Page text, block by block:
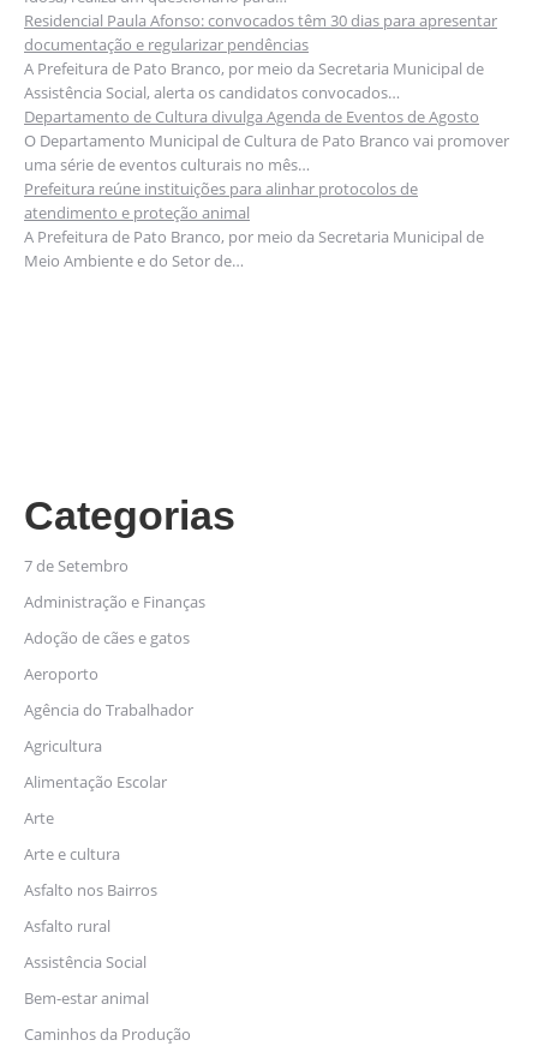
Residencial Paula Afonso: convocados têm 30 dias para apresentar
documentação e regularizar pendências
A Prefeitura de Pato Branco, por meio da Secretaria Municipal de
Assistência Social, alerta os candidatos convocados…
Departamento de Cultura divulga Agenda de Eventos de Agosto
O Departamento Municipal de Cultura de Pato Branco vai promover
uma série de eventos culturais no mês…
Prefeitura reúne instituições para alinhar protocolos de
atendimento e proteção animal
A Prefeitura de Pato Branco, por meio da Secretaria Municipal de
Meio Ambiente e do Setor de…
Categorias
7 de Setembro
Administração e Finanças
Adoção de cães e gatos
Aeroporto
Agência do Trabalhador
Agricultura
Alimentação Escolar
Arte
Arte e cultura
Asfalto nos Bairros
Asfalto rural
Assistência Social
Bem-estar animal
Caminhos da Produção